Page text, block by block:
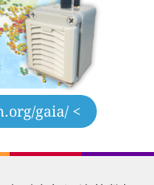
gaia/ <